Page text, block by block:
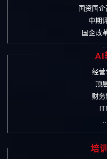
国资国
中期
国企改
AI
经营
顶
财
IT
培